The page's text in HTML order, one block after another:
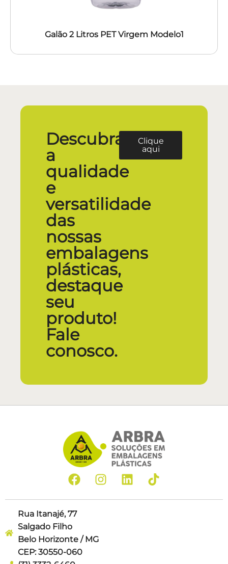
Galão 2 Litros PET Virgem Modelo1
Descubra
a
qualidade
e
versatilidade
das
nossas
embalagens
plásticas,
destaque
seu
produto!
Fale
conosco.
Clique
aqui
Rua Itanajé, 77
Salgado Filho
Belo Horizonte / MG
CEP: 30550-060